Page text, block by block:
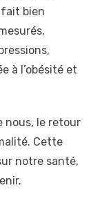
fait bien
à l’obésité et
nous, le retour
Cette
notre santé,